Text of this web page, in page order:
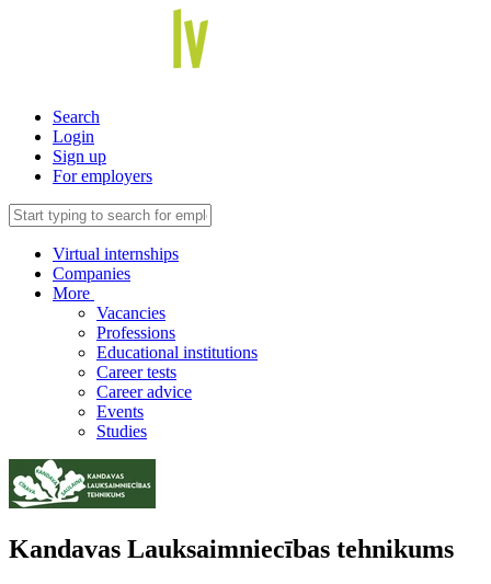
Search
Login
Sign up
For employers
Virtual internships
Companies
More
Vacancies
Professions
Educational institutions
Career tests
Career advice
Events
Studies
Kandavas Lauksaimniecības tehnikums